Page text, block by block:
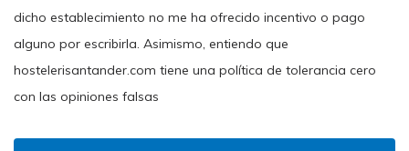
dicho establecimiento no me ha ofrecido incentivo o pago
alguno por escribirla. Asimismo, entiendo que
hostelerisantander.com tiene una política de tolerancia cero
con las opiniones falsas